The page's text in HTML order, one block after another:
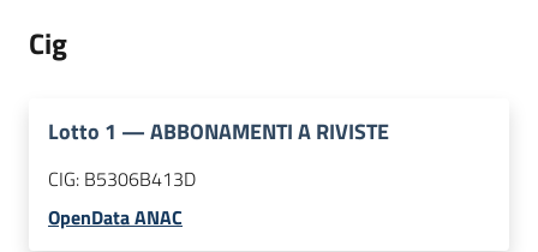
Cig
Lotto 1 —ABBONAMENTI A RIVISTE
CIG: B5306B413D
OpenData ANAC